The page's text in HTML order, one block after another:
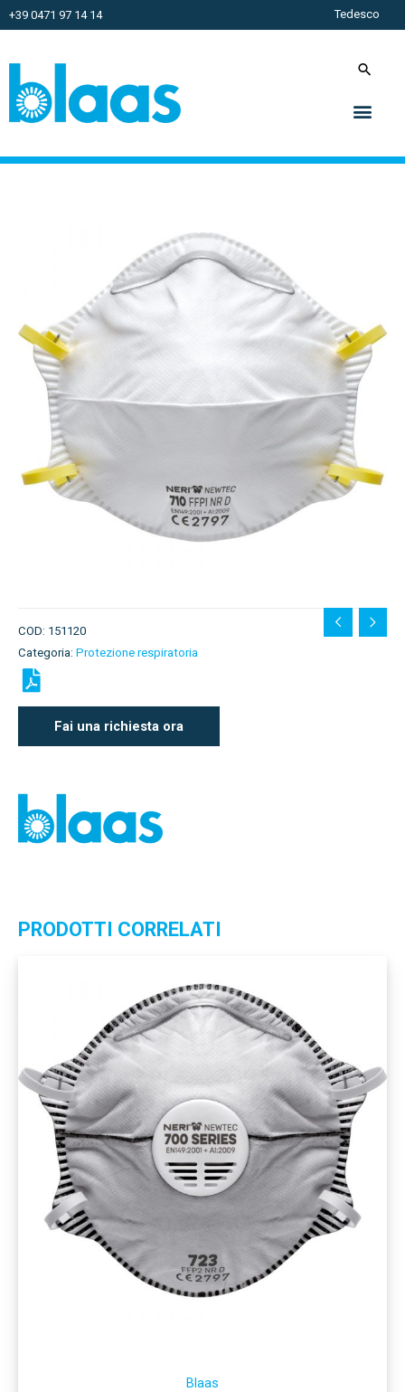
+39 0471 97 14 14 Tedesco
COD: 151120
Categoria: Protezione respiratoria
Fai una richiesta ora
PRODOTTI CORRELATI
Blaas